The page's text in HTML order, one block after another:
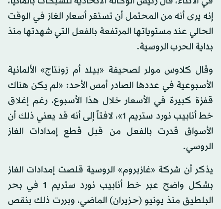
إنه يرى أنه من المحتمل أن تستقر أسعار الغاز في الوقت
الحالي عند مستوياتها المرتفعة بالفعل التي شهدتها منذ
بداية الحرب الروسية.
وقال كلاوس مولر لصحيفة «بيلد أم زونتاج» الألمانية
الأسبوعية في عددها الصادر أمس الأحد: «لم يكن هناك
قفزة كبيرة في الأسعار خلال هذا الأسبوع، رغم إغلاق
خط أنابيب نورد ستريم 1»، لافتاً إلى أنه قد يعني ذلك أن
الأسواق قدرت بالفعل من قبل قطع إمدادات الغاز
الروسي.
يذكر أن شركة «غازبروم» الروسية قلصت إمدادات الغاز
بشكل واضح عبر خط أنابيب نورد ستريم 1 في بحر
البلطيق منذ يونيو (حزيران) الماضي، وبررت ذلك بنقص